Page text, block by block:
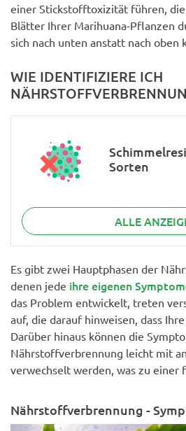
einer Stickstofftoxizität führen,
Blätter Ihrer Marihuana-Pflanzen
sich nach unten anstatt nach oben
WIE IDENTIFIZIERE ICH
Sorten
ALLE
Es gibt zwei Hauptphasen der
denen jede ihre eigenen
das Problem entwickelt, treten
auf, die darauf hinweisen, dass
Darüber hinaus können die
Nährstoffverbrennung leicht mit
verwechselt werden, was zu einer
Nährstoffverbrennung -